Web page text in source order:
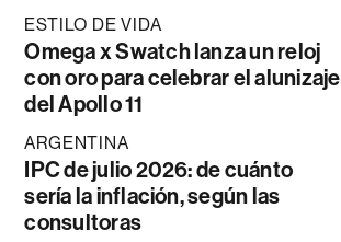
ESTILO DE VIDA
Omega x Swatch lanza un reloj
con oro para celebrar el alunizaje
del Apollo 11
ARGENTINA
IPC de julio 2026: de cuánto
sería la inflación, según las
consultoras